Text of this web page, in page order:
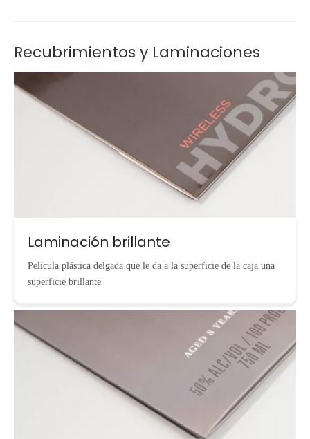
Recubrimientos y Laminaciones
Laminación brillante
Película plástica delgada que le da a la superficie de la caja una
superficie brillante